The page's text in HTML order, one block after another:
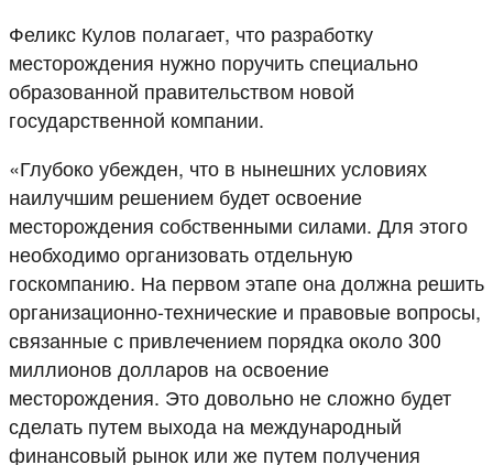
Феликс Кулов полагает, что разработку
месторождения нужно поручить специально
образованной правительством новой
государственной компании.
«Глубоко убежден, что в нынешних условиях
наилучшим решением будет освоение
месторождения собственными силами. Для этого
необходимо организовать отдельную
госкомпанию. На первом этапе она должна решить
организационно-технические и правовые вопросы,
связанные с привлечением порядка около 300
миллионов долларов на освоение
месторождения. Это довольно не сложно будет
сделать путем выхода на международный
финансовый рынок или же путем получения